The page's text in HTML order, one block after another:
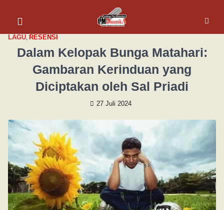
LAGU, RESENSI
Dalam Kelopak Bunga Matahari:
Gambaran Kerinduan yang
Diciptakan oleh Sal Priadi
27 Juli 2024